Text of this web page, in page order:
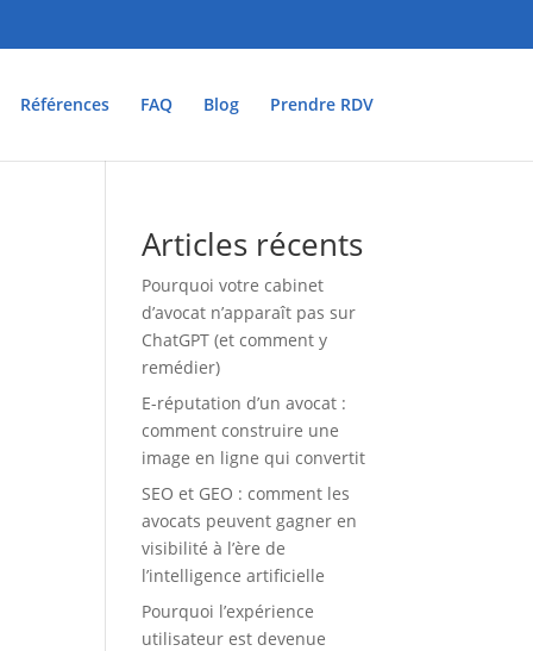
Références FAQ Blog Prendre RDV
Articles récents
Pourquoi votre cabinet
d’avocat n’apparaît pas sur
ChatGPT (et comment y
remédier)
E-réputation d’un avocat :
comment construire une
image en ligne qui convertit
SEO et GEO : comment les
avocats peuvent gagner en
visibilité à l’ère de
l’intelligence artificielle
Pourquoi l’expérience
utilisateur est devenue